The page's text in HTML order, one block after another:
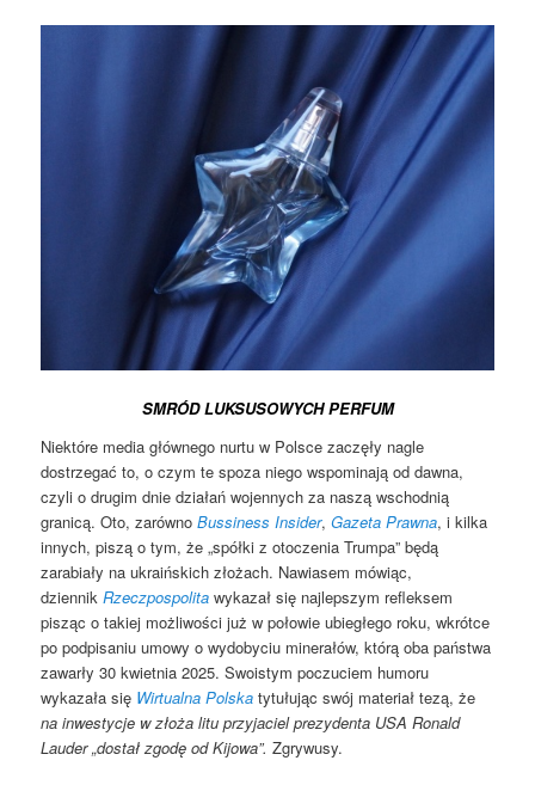
SMRÓD LUKSUSOWYCH PERFUM
Niektóre media głównego nurtu w Polsce zaczęły nagle
dostrzegać to, o czym te spoza niego wspominają od dawna,
czyli o drugim dnie działań wojennych za naszą wschodnią
granicą. Oto, zarównoBussiness Insider,Gazeta Prawna, i kilka
innych, piszą o tym, że „spółki z otoczenia Trumpa” będą
zarabiały na ukraińskich złożach. Nawiasem mówiąc,
dziennikRzeczpospolita wykazał się najlepszym refleksem
pisząc o takiej możliwości już w połowie ubiegłego roku, wkrótce
po podpisaniu umowy o wydobyciu minerałów, którą oba państwa
zawarły 30 kwietnia 2025. Swoistym poczuciem humoru
wykazała się Wirtualna Polska tytułując swój materiał tezą, że
na inwestycje w złoża litu przyjaciel prezydenta USA Ronald
Lauder „dostał zgodę od Kijowa”. Zgrywusy.